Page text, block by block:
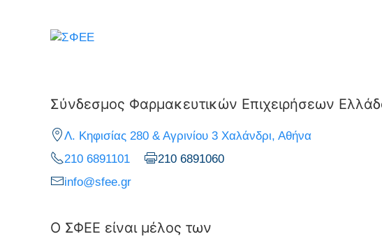
Σύνδεσμος Φαρμακευτικών Επιχειρήσεων
Λ. Κηφισίας 280 & Αγρινίου 3 Χαλάνδρι, Αθήνα
210 6891101
210 6891060
info@sfee.gr
Ο ΣΦΕΕ είναι μέλος των